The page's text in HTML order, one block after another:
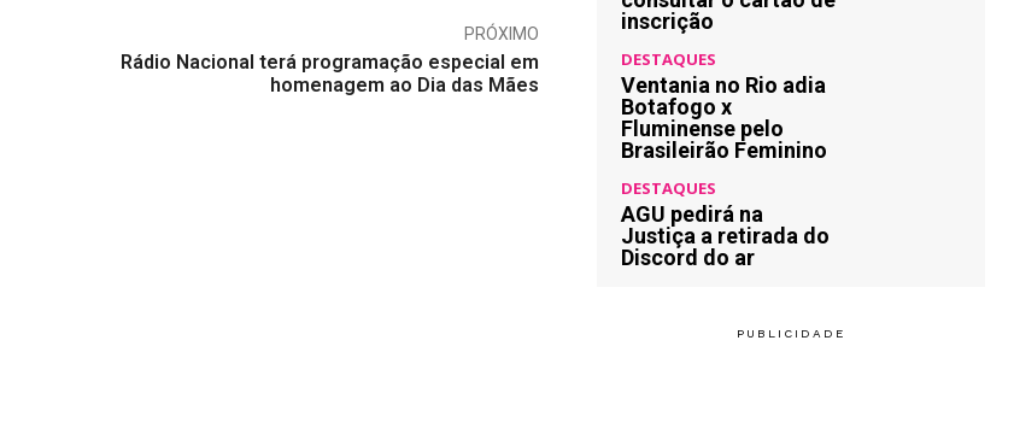
PRÓXIMO
Rádio Nacional terá programação especial em
homenagem ao Dia das Mães
inscrição
DESTAQUES
Ventania no Rio adia
Botafogo x
Fluminense pelo
Brasileirão Feminino
DESTAQUES
AGU pedirá na
Justiça a retirada do
Discord do ar